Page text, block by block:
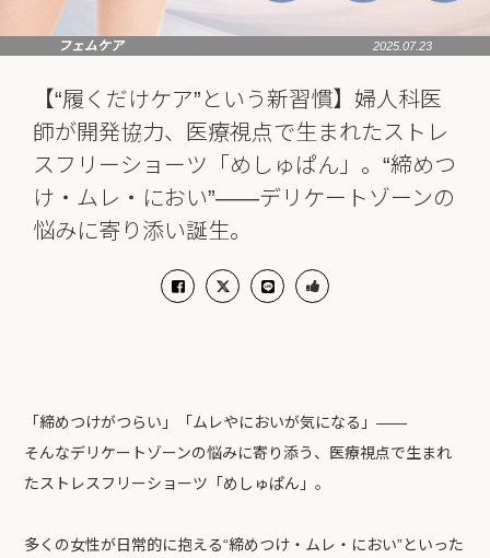
フェムケア 2025.07.23
【“履くだけケア”という新習慣】婦人科医
師が開発協力、医療視点で生まれたストレ
スフリーショーツ「めしゅぱん」。“締めつ
け・ムレ・におい”——デリケートゾーンの
悩みに寄り添い誕生。
「締めつけがつらい」「ムレやにおいが気になる」——
そんなデリケートゾーンの悩みに寄り添う、医療視点で生まれ
たストレスフリーショーツ「めしゅぱん」。
多くの女性が日常的に抱える“締めつけ・ムレ・におい”といった